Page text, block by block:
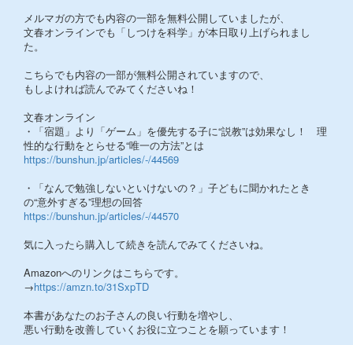
メルマガの方でも内容の一部を無料公開していましたが、
文春オンラインでも「しつけを科学」が本日取り上げられまし
た。
こちらでも内容の一部が無料公開されていますので、
もしよければ読んでみてくださいね！
文春オンライン
・「宿題」より「ゲーム」を優先する子に“説教”は効果なし！ 理
性的な行動をとらせる“唯一の方法”とは
https://bunshun.jp/articles/-/44569
・「なんで勉強しないといけないの？」子どもに聞かれたとき
の“意外すぎる”理想の回答
https://bunshun.jp/articles/-/44570
気に入ったら購入して続きを読んでみてくださいね。
Amazonへのリンクはこちらです。
→https://amzn.to/31SxpTD
本書があなたのお子さんの良い行動を増やし、
悪い行動を改善していくお役に立つことを願っています！